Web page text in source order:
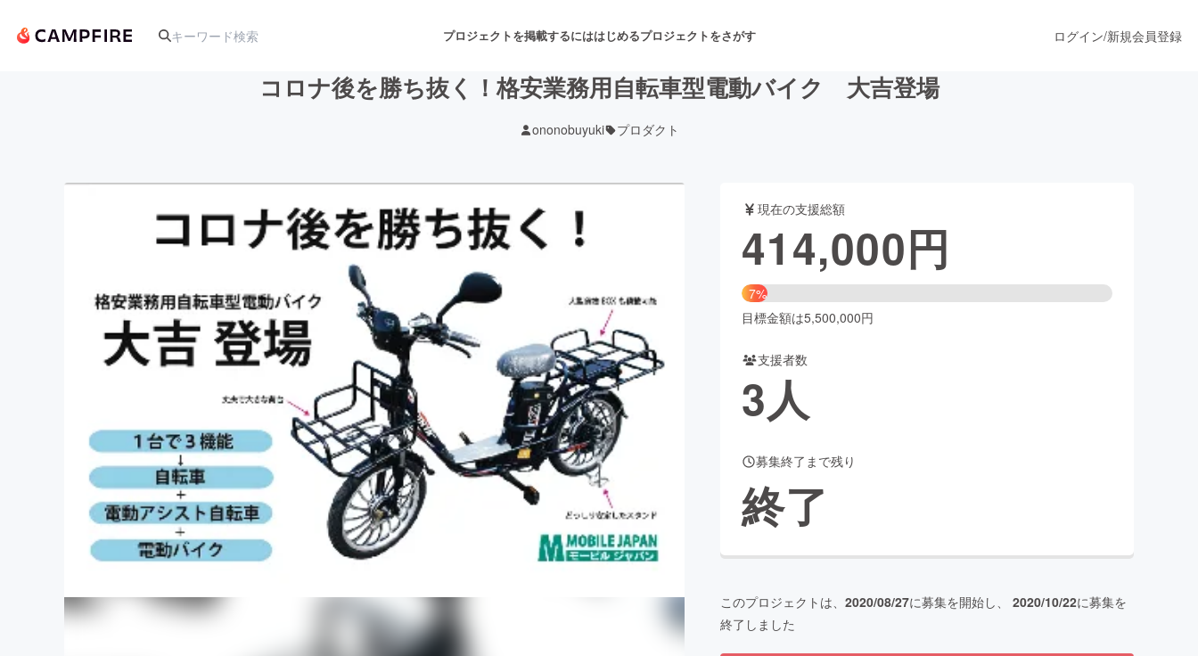
プロジェクトを掲載するにははじめるプロジェクトをさがす
アート・写真 音楽 舞台・パフォーマンス
ゲーム・サービス開発 ファッション
映像・映画 書籍・雑誌出版
ビジネス・起業 ビューティー・ヘルスケア
まちづくり・地域活性化
CAMPFIRE for Social Good
CAMPFIREふるさと納税machi-ya
ログイン/新規会員登録
コロナ後を勝ち抜く！格安業務用自転車型電動バイク 大吉登場
ononobuyuki プロダクト
現在の支援総額
414,000円
7%
目標金額は5,500,000円
支援者数
3人
募集終了まで残り
終了
このプロジェクトは、 2020/08/27に募集を開始し、 2020/10/22に募集を
終了しました